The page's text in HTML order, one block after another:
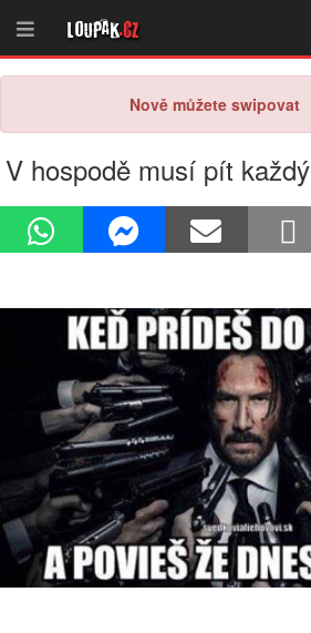
Loupak.cz
Nově můžete swipovat
V hospodě musí pít každý